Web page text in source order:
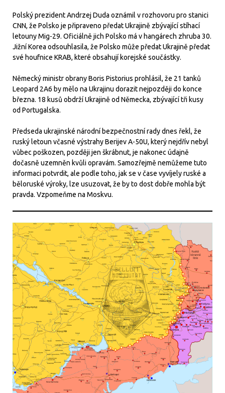
Polský prezident Andrzej Duda oznámil v rozhovoru pro stanici
CNN, že Polsko je připraveno předat Ukrajině zbývající stíhací
letouny Mig-29. Oficiálně jich Polsko má v hangárech zhruba 30.
Jižní Korea odsouhlasila, že Polsko může předat Ukrajině předat
své houfnice KRAB, které obsahují korejské součástky.
Německý ministr obrany Boris Pistorius prohlásil, že 21 tanků
Leopard 2A6 by mělo na Ukrajinu dorazit nejpozději do konce
března. 18 kusů obdrží Ukrajině od Německa, zbývající tři kusy
od Portugalska.
Předseda ukrajinské národní bezpečnostní rady dnes řekl, že
ruský letoun včasné výstrahy Berijev A-50U, který nejdřív nebyl
vůbec poškozen, později jen škrábnut, je nakonec údajně
dočasně uzemněn kvůli opravám. Samozřejmě nemůžeme tuto
informaci potvrdit, ale podle toho, jak se v čase vyvíjely ruské a
běloruské výroky, lze usuzovat, že by to dost dobře mohla být
pravda. Vzpomeňme na Moskvu.